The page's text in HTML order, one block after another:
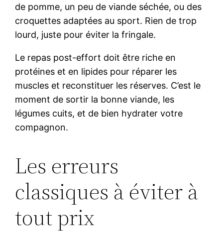
de pomme, un peu de viande séchée, ou des
croquettes adaptées au sport. Rien de trop
lourd, juste pour éviter la fringale.
Le repas post-effort doit être riche en
protéines et en lipides pour réparer les
muscles et reconstituer les réserves. C’est le
moment de sortir la bonne viande, les
légumes cuits, et de bien hydrater votre
compagnon.
Les erreurs
classiques à éviter à
tout prix